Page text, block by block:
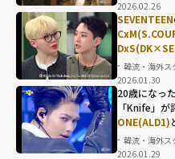
点！変声期前と
思しき少年の叫
び、寂しさ、怒
り...切実な胸中が
滲み出た「野。
良犬」"
width="304"
height="203"
2026.02.26
SEVENTEEN
い年の親友コ
韓流・海外ス
2026.01.30
20歳になった
「Knife」が
ONE(ALD1)
隈の首位争い
韓流・海外ス
2026.01.29